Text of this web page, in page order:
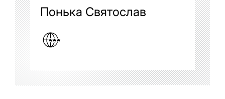
Понька Святослав